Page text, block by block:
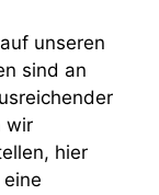
unseren
sind an
wir
hier